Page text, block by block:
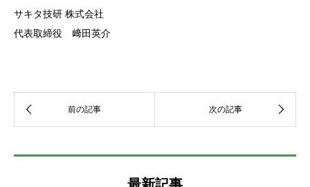
サキタ技研 株式会社
代表取締役 﨑田英介